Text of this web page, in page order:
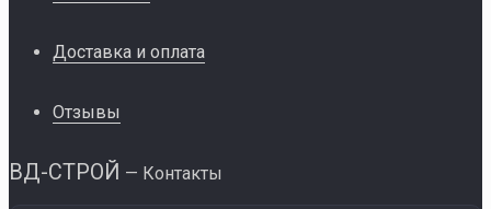
Доставка и оплата
Отзывы
ВД-СТРОЙ — Контакты